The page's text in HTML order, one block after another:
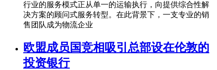
行业的服务模式正从单一的运输执行，向提供综合性解
决方案的顾问式服务转型。在此背景下，一支专业的销
售团队成为物流企业
欧盟成员国竞相吸引总部设在伦敦的
投资银行